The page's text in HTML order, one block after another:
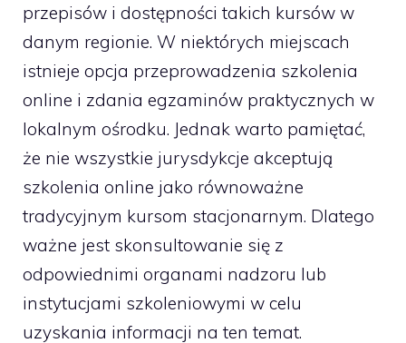
przepisów i dostępności takich kursów w
danym regionie. W niektórych miejscach
istnieje opcja przeprowadzenia szkolenia
online i zdania egzaminów praktycznych w
lokalnym ośrodku. Jednak warto pamiętać,
że nie wszystkie jurysdykcje akceptują
szkolenia online jako równoważne
tradycyjnym kursom stacjonarnym. Dlatego
ważne jest skonsultowanie się z
odpowiednimi organami nadzoru lub
instytucjami szkoleniowymi w celu
uzyskania informacji na ten temat.